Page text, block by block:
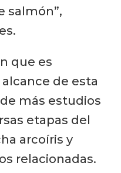
salmón”,
que es
de esta
más estudios
etapas del
arcoíris y
relacionadas.